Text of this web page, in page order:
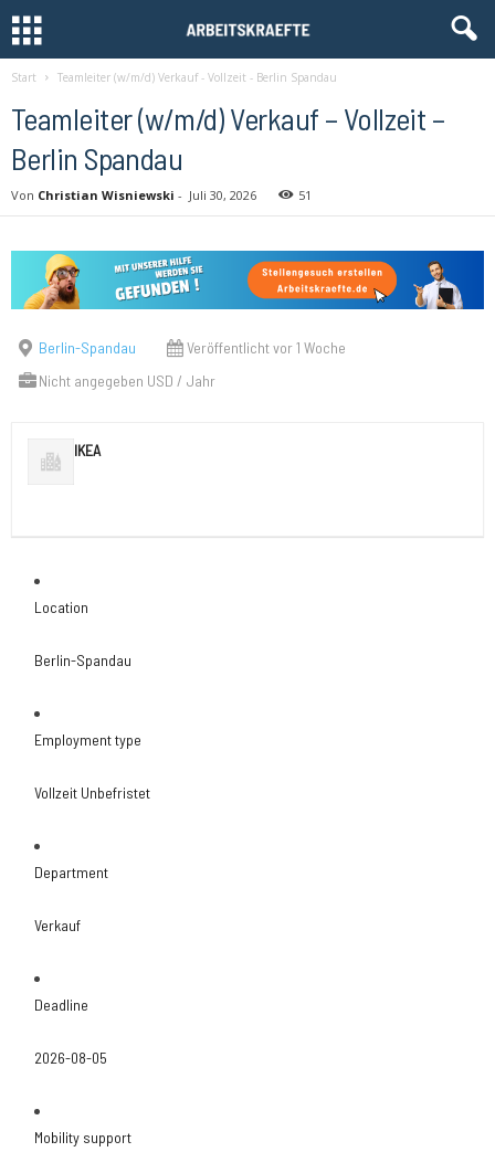
Start Teamleiter (w/m/d) Verkauf - Vollzeit - Berlin Spandau
Teamleiter (w/m/d) Verkauf – Vollzeit –
Berlin Spandau
Von Christian Wisniewski - Juli 30, 2026 51
Berlin-Spandau
Veröffentlicht vor 1 Woche
Nicht angegeben USD / Jahr
IKEA
Location
Berlin-Spandau
Employment type
Vollzeit Unbefristet
Department
Verkauf
Deadline
2026-08-05
Mobility support